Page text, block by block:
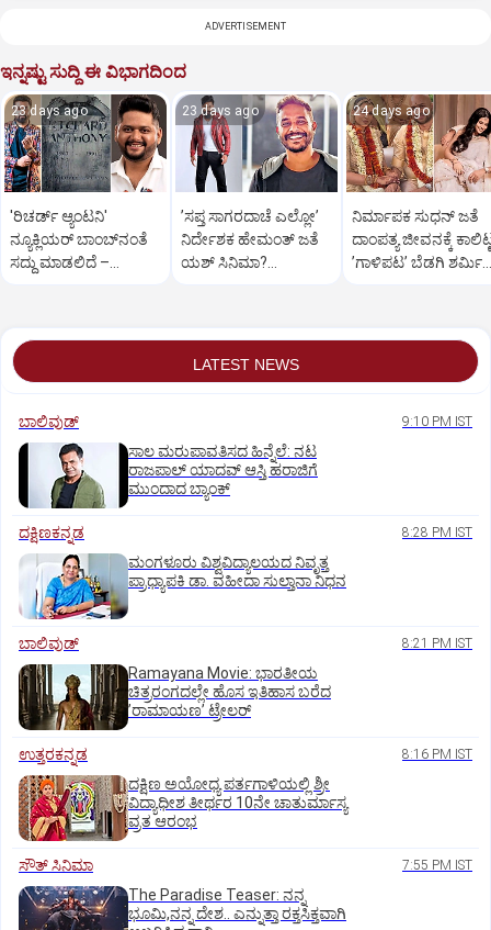
ADVERTISEMENT
ಇನ್ನಷ್ಟು ಸುದ್ದಿ ಈ ವಿಭಾಗದಿಂದ
23 days ago
'ರಿಚರ್ಡ್ ಆ್ಯಂಟನಿ'
ನ್ಯೂಕ್ಲಿಯರ್ ಬಾಂಬ್‌ನಂತೆ
ಸದ್ದು ಮಾಡಲಿದೆ –
23 days ago
ʼಸಪ್ತ ಸಾಗರದಾಚೆ ಎಲ್ಲೋʼ
ನಿರ್ದೇಶಕ ಹೇಮಂತ್‌ ಜತೆ
ಯಶ್‌ ಸಿನಿಮಾ?
24 days ago
ನಿರ್ಮಾಪಕ ಸುಧನ್ ಜತೆ
ದಾಂಪತ್ಯ ಜೀವನಕ್ಕೆ
ʼಗಾಳಿಪಟʼ ಬೆಡಗಿ
LATEST NEWS
ಬಾಲಿವುಡ್‌ 9:10 PM IST
ಸಾಲ ಮರುಪಾವತಿಸದ ಹಿನ್ನೆಲೆ: ನಟ
ರಾಜಪಾಲ್ ಯಾದವ್‌ ಆಸ್ತಿ ಹರಾಜಿಗೆ
ಮುಂದಾದ ಬ್ಯಾಂಕ್
ದಕ್ಷಿಣಕನ್ನಡ 8:28 PM IST
ಮಂಗಳೂರು ವಿಶ್ವವಿದ್ಯಾಲಯದ ನಿವೃತ್ತ
ಪ್ರಾಧ್ಯಾಪಕಿ ಡಾ. ವಹೀದಾ ಸುಲ್ತಾನಾ ನಿಧನ
ಬಾಲಿವುಡ್‌ 8:21 PM IST
Ramayana Movie: ಭಾರತೀಯ
ಚಿತ್ರರಂಗದಲ್ಲೇ ಹೊಸ ಇತಿಹಾಸ ಬರೆದ
ʼರಾಮಾಯಣʼ ಟ್ರೇಲರ್
ಉತ್ತರಕನ್ನಡ 8:16 PM IST
ದಕ್ಷಿಣ ಅಯೋಧ್ಯ ಪರ್ತಗಾಳಿಯಲ್ಲಿ ಶ್ರೀ
ವಿದ್ಯಾಧೀಶ ತೀರ್ಥರ 10ನೇ ಚಾತುರ್ಮಾಸ್ಯ
ವ್ರತ ಆರಂಭ
ಸೌತ್‌ ಸಿನಿಮಾ 7:55 PM IST
The Paradise Teaser: ನನ್ನ
ಭೂಮಿ,ನನ್ನ ದೇಶ.. ಎನ್ನುತ್ತಾ ರಕ್ತಸಿಕ್ತವಾಗಿ